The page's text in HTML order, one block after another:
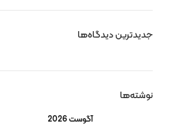
جدیدترین دیدگاه‌ها
نوشته‌ها
آگوست 2026